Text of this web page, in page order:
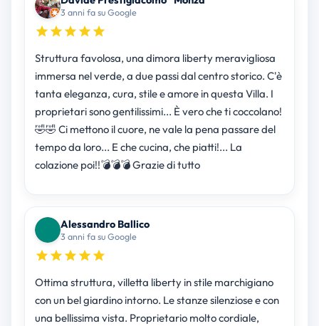
3 anni fa su Google
Struttura favolosa, una dimora liberty meravigliosa
immersa nel verde, a due passi dal centro storico. C'è
tanta eleganza, cura, stile e amore in questa Villa. I
proprietari sono gentilissimi... È vero che ti coccolano!
🤣🤣 Ci mettono il cuore, ne vale la pena passare del
tempo da loro... E che cucina, che piatti!... La
colazione poi!!💣💣💣 Grazie di tutto
Alessandro Ballico
3 anni fa su Google
Ottima struttura, villetta liberty in stile marchigiano
con un bel giardino intorno. Le stanze silenziose e con
una bellissima vista. Proprietario molto cordiale,